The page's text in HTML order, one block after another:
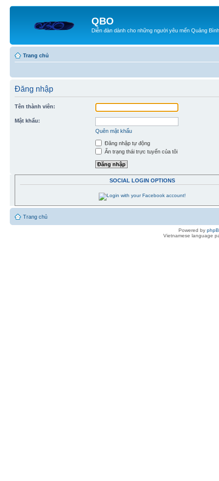
QBO
Diễn đàn dành cho những người yêu mến Quảng Bình
Trang chủ
Đăng nhập
Tên thành viên:
Mật khẩu:
Quên mật khẩu
Đăng nhập tự động
Ẩn trạng thái trực tuyến của tôi
SOCIAL LOGIN OPTIONS
Trang chủ
Powered by
Vietnamese language